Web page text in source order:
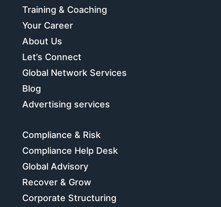
Training & Coaching
Your Career
About Us
Let’s Connect
Global Network Services
Blog
Advertising services
Compliance & Risk
Compliance Help Desk
Global Advisory
Recover & Grow
Corporate Structuring